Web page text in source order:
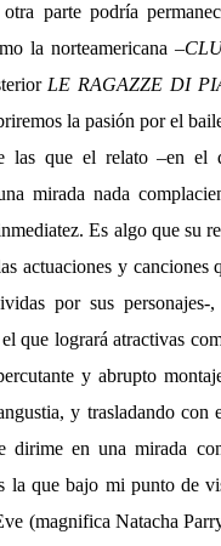
parte podría
la norteamericana –
LE RAGAZZE DI
la pasión por el
las que el relato –en el
mirada nada
Es algo que su
actuaciones y canciones
por sus
que logrará atractivas
y abrupto
y trasladando con
dirime en una mirada
la que bajo mi punto de
(magnifica Natacha